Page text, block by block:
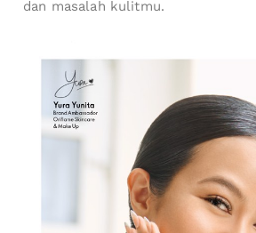
dan masalah kulitmu.